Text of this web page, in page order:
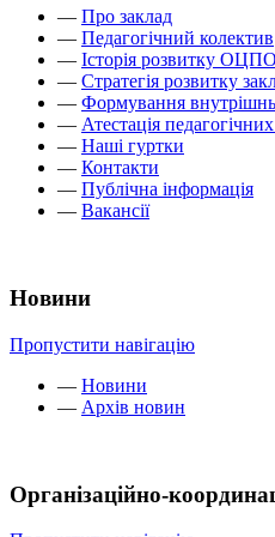
— Про заклад
— Педагогічний колектив
— Історія розвитку
— Стратегія розвитку
— Формування
— Атестація
— Наші гуртки
— Контакти
— Публічна інформація
— Вакансії
Новини
Пропустити навігацію
— Новини
— Архів новин
Організаційно-